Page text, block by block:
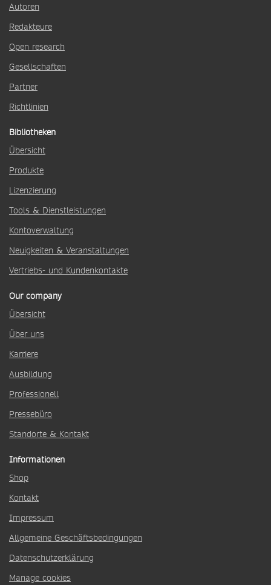
Autoren
Redakteure
Open research
Gesellschaften
Partner
Richtlinien
Bibliotheken
Übersicht
Produkte
Lizenzierung
Tools & Dienstleistungen
Kontoverwaltung
Neuigkeiten & Veranstaltungen
Vertriebs- und Kundenkontakte
Our company
Übersicht
Über uns
Karriere
Ausbildung
Professionell
Pressebüro
Standorte & Kontakt
Informationen
Shop
Kontakt
Impressum
Allgemeine Geschäftsbedingungen
Datenschutzerklärung
Manage cookies